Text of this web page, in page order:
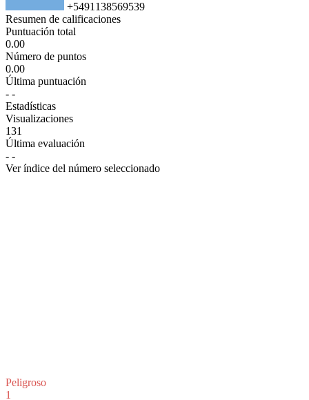
+5491138569539
Resumen de calificaciones
Puntuación total
0.00
Número de puntos
0.00
Última puntuación
- -
Estadísticas
Visualizaciones
131
Última evaluación
- -
Ver índice del número seleccionado
Peligroso
1